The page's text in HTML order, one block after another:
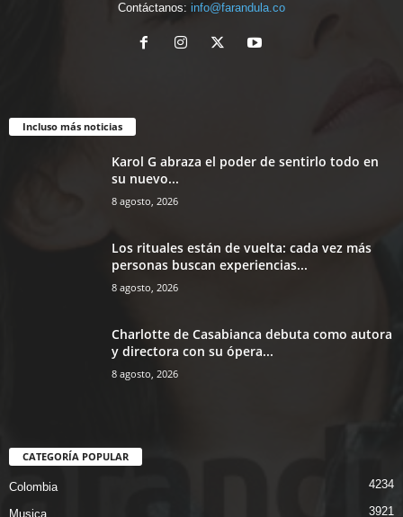
Contáctanos: info@farandula.co
Incluso más noticias
Karol G abraza el poder de sentirlo todo en
su nuevo...
8 agosto, 2026
Los rituales están de vuelta: cada vez más
personas buscan experiencias...
8 agosto, 2026
Charlotte de Casabianca debuta como autora
y directora con su ópera...
8 agosto, 2026
CATEGORÍA POPULAR
Colombia 4234
Musica 3921